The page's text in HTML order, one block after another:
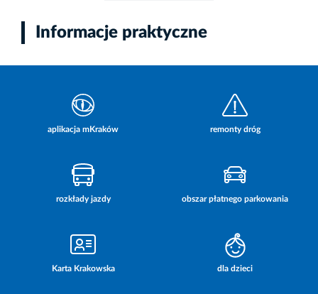
Informacje praktyczne
aplikacja mKraków remonty dróg
rozkłady jazdy obszar płatnego parkowania
Karta Krakowska dla dzieci